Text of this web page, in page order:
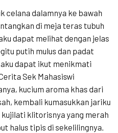
celana dalamnya ke bawah
di meja teras tubuh
dapat melihat dengan jelas
putih mulus dan padat
dapat ikut menikmati
Sek Mahasiswi
kucium aroma khas dari
kembali kumasukkan jariku
klitorisnya yang merah
halus tipis di sekelilingnya.